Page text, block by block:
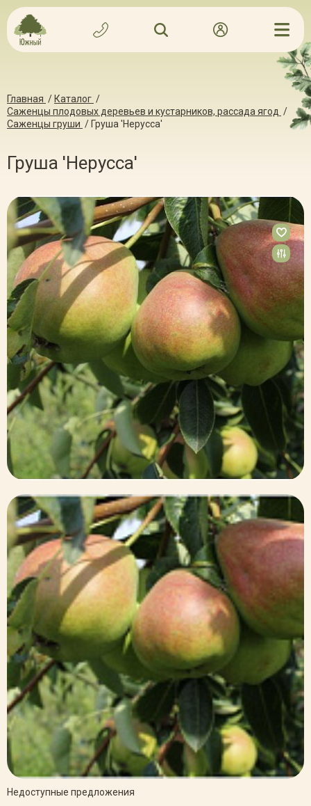
Главная / Каталог /
Саженцы плодовых деревьев и кустарников, рассада ягод /
Саженцы груши / Груша 'Нерусса'
Груша 'Нерусса'
Недоступные предложения